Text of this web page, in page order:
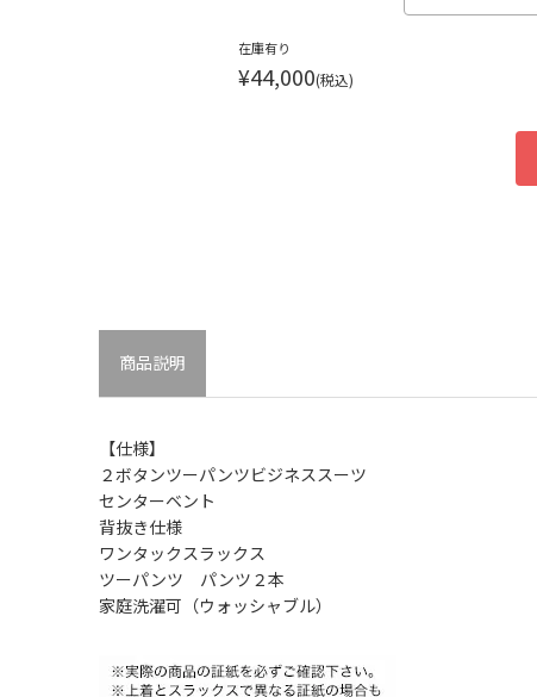
在庫有り
¥44,000(税込)
商品説明
【仕様】
２ボタンツーパンツビジネススーツ
センターベント
背抜き仕様
ワンタックスラックス
ツーパンツ パンツ２本
家庭洗濯可（ウォッシャブル）